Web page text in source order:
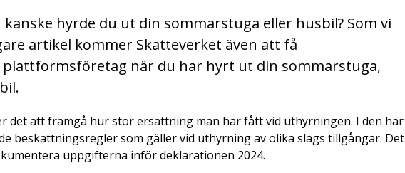
hyrde du ut din sommarstuga eller husbil? Som vi
artikel kommer Skatteverket även att få
när du har hyrt ut din sommarstuga,
det att framgå hur stor ersättning man har fått vid uthyrningen. I den här
beskattningsregler som gäller vid uthyrning av olika slags tillgångar. Det
uppgifterna inför deklarationen 2024.